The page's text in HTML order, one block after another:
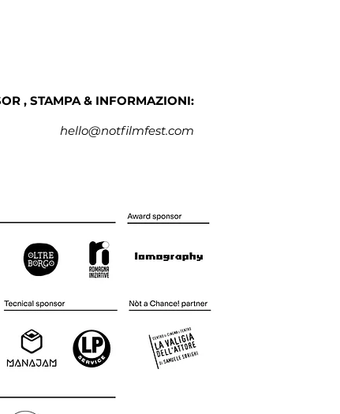
, STAMPA & INFORMAZIONI:
hello@notfilmfest.com